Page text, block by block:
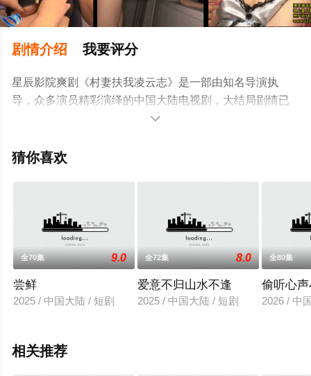
剧情介绍 我要评分
星辰影院爽剧《村妻扶我凌云志》是一部由知名导演执
导，众多演员精彩演绎的中国大陆电视剧，大结局剧情已
揭晓（全80集），手机免费观看高清未删减完整版电视剧
剧、电视猫或剧情网等平台了解。

猜你喜欢
全70集 9.0
尝鲜
2025 / 中国大陆 / 短剧
全72集 8.0
爱意不归山水不逢
2025 / 中国大陆 / 短剧
全80集
偷听心
2026 / 中
相关推荐